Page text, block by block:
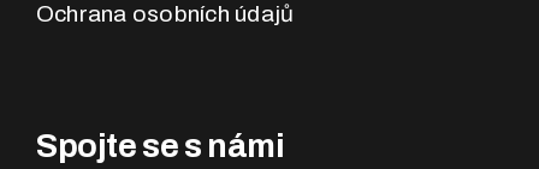
Ochrana osobních údajů
Spojte se s námi